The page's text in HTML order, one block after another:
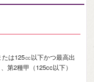
は125㏄以下かつ最高出
第2種甲（125cc以下）